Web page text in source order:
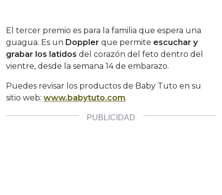
El tercer premio es para la familia que espera una
guagua. Es un Doppler que permite escuchar y
grabar los latidos del corazón del feto dentro del
vientre, desde la semana 14 de embarazo.
Puedes revisar los productos de Baby Tuto en su
sitio web: www.babytuto.com.